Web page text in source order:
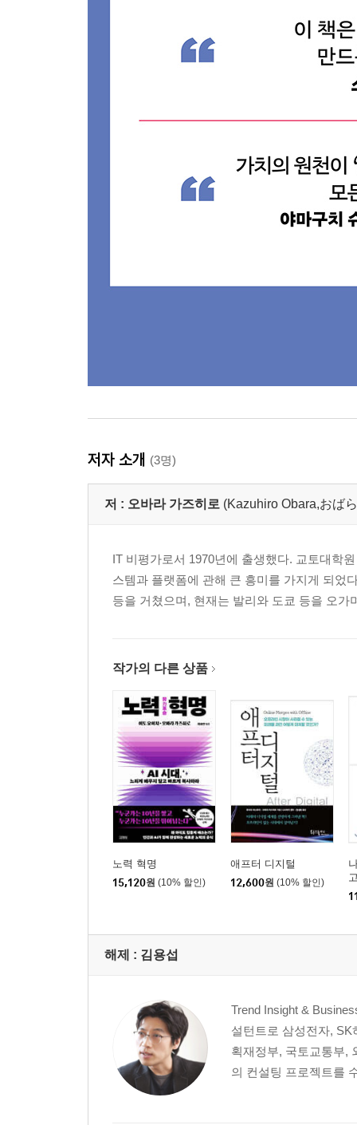
저자 소개 (3명)
저 : 오바라 가즈히로 (Kazuhiro Obara,おば
IT 비평가로서 1970년에 출생했다. 교토대학
스템과 플랫폼에 관해 큰 흥미를 가지게 되었
등을 거쳤으며, 현재는 발리와 도쿄 등을 오
작가의 다른 상품
노력 혁명
15,120원 (10% 할인)
애프터 디지털
12,600원 (10% 할인)
해제 : 김용섭
Trend Insight &
설턴트로 삼성전자,
획재정부, 국토교통부,
의 컨설팅 프로젝트를